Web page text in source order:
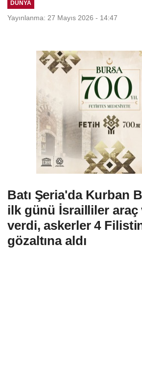
DÜNYA
Yayınlanma: 27 Mayıs 2026 - 14:47
Batı Şeria'da Kurban
ilk günü İsrailliler araç
verdi, askerler 4
gözaltına aldı